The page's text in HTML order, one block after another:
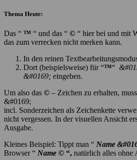
Thema Heute:
Das “ ™ “ und das “ © “ hier bei und mit
das zum verrecken nicht merken kann.
In den reinen
Dort (beispielsweise) für “™“
&#0169; eingeben.
Um also das © – Zeichen zu erhalten,
&#0169;
incl. Sonderzeichen als Zeichenkette
nicht vergessen. In der visuellen Ansicht
Ausgabe.
Kleines Beispiel: Tippt man “ Name
Browser “ Name © “, natürlich alles ohne